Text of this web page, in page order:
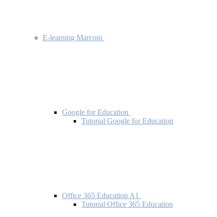
E-learning Marconi
Google for Education
Tutorial Google for Education
Office 365 Education A1
Tutorial Office 365 Education